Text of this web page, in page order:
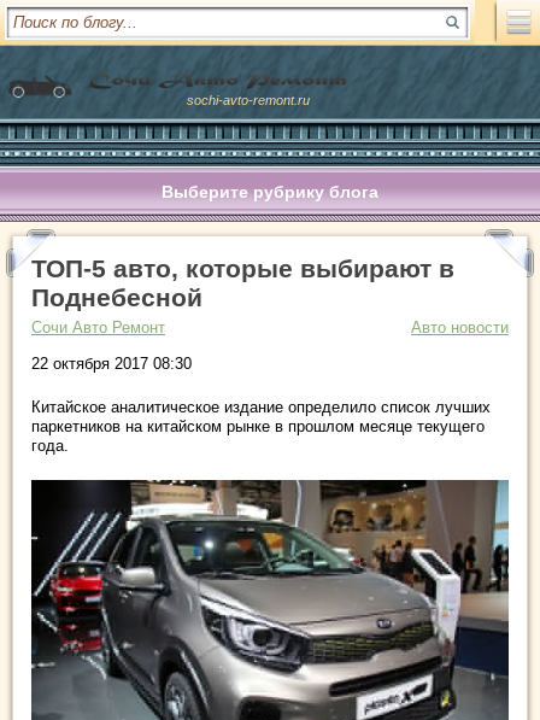
sochi-avto-remont.ru
Выберите рубрику блога
ТОП-5 авто, которые выбирают в
Поднебесной
Сочи Авто Ремонт
Авто новости
22 октября 2017 08:30
Китайское аналитическое издание определило список лучших
паркетников на китайском рынке в прошлом месяце текущего
года.